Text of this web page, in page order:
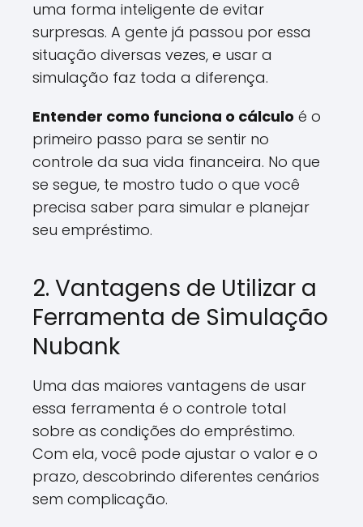
uma forma inteligente de evitar
surpresas. A gente já passou por essa
situação diversas vezes, e usar a
simulação faz toda a diferença.
Entender como funciona o cálculo é o
primeiro passo para se sentir no
controle da sua vida financeira. No que
se segue, te mostro tudo o que você
precisa saber para simular e planejar
seu empréstimo.
2. Vantagens de Utilizar a
Ferramenta de Simulação
Nubank
Uma das maiores vantagens de usar
essa ferramenta é o controle total
sobre as condições do empréstimo.
Com ela, você pode ajustar o valor e o
prazo, descobrindo diferentes cenários
sem complicação.